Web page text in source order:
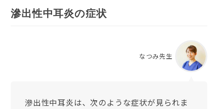
滲出性中耳炎の症状
なつみ先生
滲出性中耳炎は、次のような症状が見られま